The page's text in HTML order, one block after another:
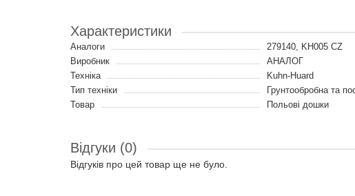
Характеристики
Аналоги
279140, KH005 CZ
Виробник
АНАЛОГ
Техніка
Kuhn-Huard
Тип техніки
Грунтообробна та
Товар
Польові дошки
Відгуки (0)
Відгуків про цей товар ще не було.